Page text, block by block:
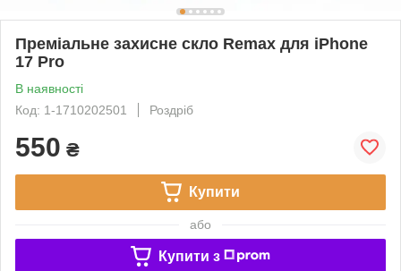
Преміальне захисне скло Remax для iPhone
17 Pro
В наявності
Код: 1-1710202501
Роздріб
550 ₴
Купити
або
Купити з